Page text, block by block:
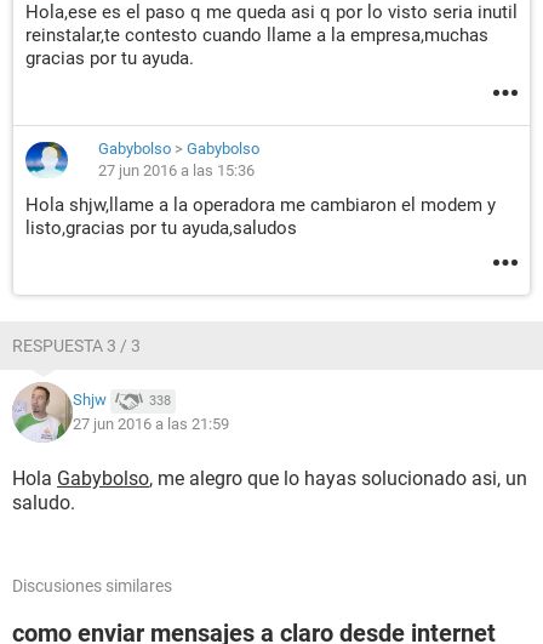
Hola,ese es el paso q me queda asi q por lo visto seria inutil
reinstalar,te contesto cuando llame a la empresa,muchas
gracias por tu ayuda.
Gabybolso > Gabybolso
27 jun 2016 a las 15:36
Hola shjw,llame a la operadora me cambiaron el modem y
listo,gracias por tu ayuda,saludos
RESPUESTA 3 / 3
Shjw 338
27 jun 2016 a las 21:59
Hola Gabybolso, me alegro que lo hayas solucionado asi, un
saludo.
Discusiones similares
como enviar mensajes a claro desde internet